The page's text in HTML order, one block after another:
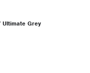
Grey